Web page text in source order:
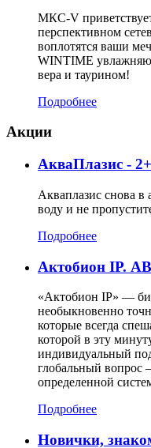
МКС-V
перспективном
воплотятся ваши
WINTIME
вера и таурином!
Подробнее
Акции
АкваПлазис -
Акваплазис снова
воду и не
Подробнее
Актобион IP.
«Актобион IP» —
необыкновенно
которые всегда
которой в эту
индивидуальный
глобальный вопрос
определенной
Подробнее
Новички,